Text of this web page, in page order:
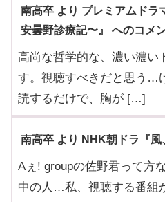
南高卒 より プレミアムドラ
安曇野診療記〜』 へのコメ
高尚な哲学的な、濃い濃い
す。視聴すべきだと思う…
読するだけで、胸が […]
南高卒 より NHK朝ドラ『風
Aぇ! groupの佐野君って方
中の人…私、視聴する番組